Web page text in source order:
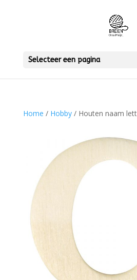
Selecteer een pagina
Home / Hobby/ Houten naam